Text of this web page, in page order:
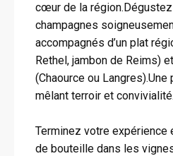
cœur de la
champagnes
accompagnés d’un plat
Rethel, jambon de Reims)
(Chaource ou
mêlant terroir et convivialité.
Terminez votre expérience
de bouteille dans les